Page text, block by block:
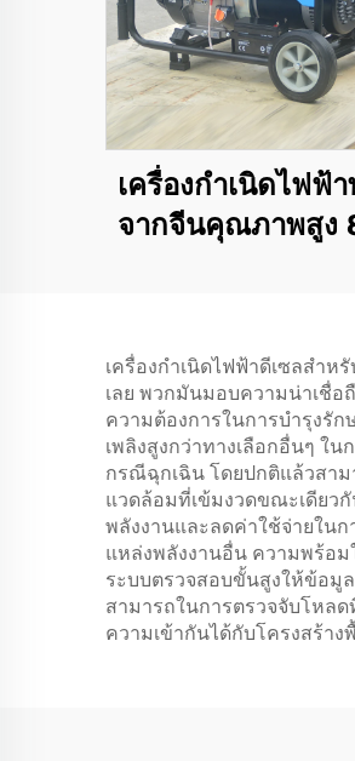
เครื่องกำเนิดไฟฟ้
จากจีนคุณภาพสูง
เครื่องยนต์สำหรั
เครื่องกำเนิดไฟฟ้าดีเซลสำ
เลย พวกมันมอบความน่าเชื่อ
ความต้องการในการบำรุงรัก
เพลิงสูงกว่าทางเลือกอื่นๆ ใ
กรณีฉุกเฉิน โดยปกติแล้วสาม
แวดล้อมที่เข้มงวดขณะเดียว
พลังงานและลดค่าใช้จ่ายใน
แหล่งพลังงานอื่น ความพร้อม
ระบบตรวจสอบขั้นสูงให้ข้อมู
สามารถในการตรวจจับโหล
ความเข้ากันได้กับโครงสร้า